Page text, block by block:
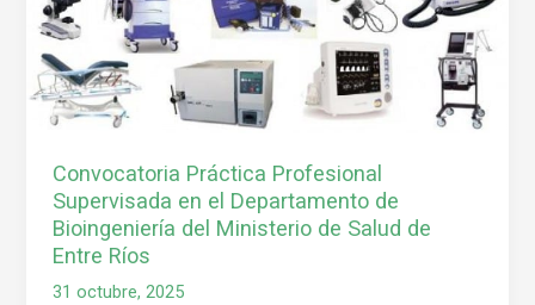
Convocatoria Práctica Profesional
Supervisada en el Departamento de
Bioingeniería del Ministerio de Salud de
Entre Ríos
31 octubre, 2025
Departamento
de
Bioingeniería
del
Ministerio
Salud
de
Entre
Ríos